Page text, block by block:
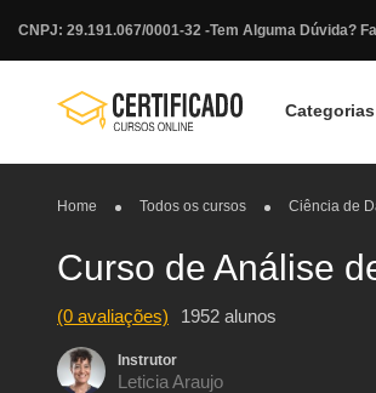
Tem Alguma Dúvida?
CNPJ: 29.191.067/0001-32 -
Categorias
Home Todos os cursos Ciência de
Curso de Análise
(0 avaliações) 1952 alunos
Instrutor
Leticia Araujo